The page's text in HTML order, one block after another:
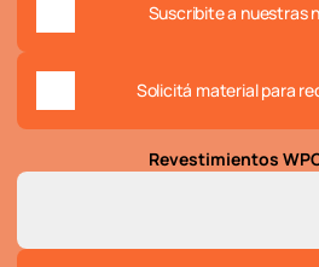
Suscribite a nuestras
Solicitá material para
Revestimientos
➡️ Flyer Nuevos Productos de